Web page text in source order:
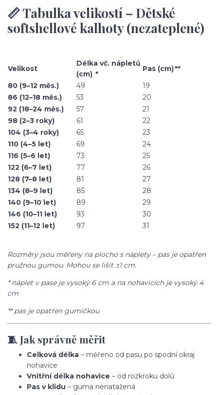
📏 Tabulka velikostí – Dětské
softshellové kalhoty (nezateplené)
Velikost
Délka vč. nápletů
(cm) *
Pas (cm)**
80 (9–12 měs.)
49
19
86 (12–18 měs.)
53
20
92 (18–24 měs.)
57
21
98 (2–3 roky)
61
22
104 (3–4 roky)
65
23
110 (4–5 let)
69
24
116 (5–6 let)
73
25
122 (6–7 let)
77
26
128 (7–8 let)
81
27
134 (8–9 let)
85
28
140 (9–10 let)
89
29
146 (10–11 let)
93
30
152 (11–12 let)
97 31
Rozměry jsou měřeny na plocho s náplety – pas je opatřen
pružnou gumou. Mohou se lišit ±1 cm.
* náplet v pase je vysoký 6 cm a na nohavicích je vysoký 4
cm
** pas je opatřen gumičkou
🧵 Jak správně měřit
Celková délka – měřeno od pasu po spodní okraj
nohavice
Vnitřní délka nohavice – od rozkroku dolů
Pas v klidu – guma nenatažená